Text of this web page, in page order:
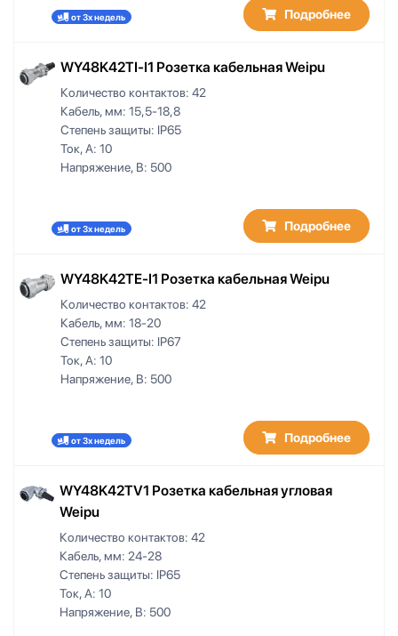
от 3х недель Подробнее
WY48K42TI-I1 Розетка кабельная Weipu
Количество контактов: 42
Кабель, мм: 15,5-18,8
Степень защиты: IP65
Ток, А: 10
Напряжение, В: 500
от 3х недель Подробнее
WY48K42TE-I1 Розетка кабельная Weipu
Количество контактов: 42
Кабель, мм: 18-20
Степень защиты: IP67
Ток, А: 10
Напряжение, В: 500
от 3х недель Подробнее
WY48K42TV1 Розетка кабельная угловая
Weipu
Количество контактов:42
Кабель, мм:24-28
Степень защиты: IP65
Ток, А:10
Напряжение, В: 500